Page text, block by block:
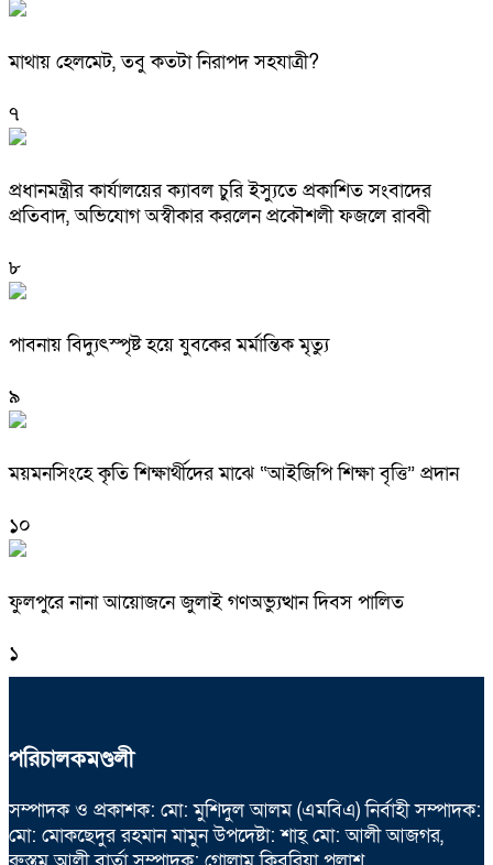
মাথায় হেলমেট, তবু কতটা নিরাপদ সহযাত্রী?
৭
প্রধানমন্ত্রীর কার্যালয়ের ক্যাবল চুরি ইস্যুতে প্রকাশিত সংবাদের
প্রতিবাদ, অভিযোগ অস্বীকার করলেন প্রকৌশলী ফজলে রাব্বী
৮
পাবনায় বিদ্যুৎস্পৃষ্ট হয়ে যুব‌কের মর্মান্তিক মৃত্যু
৯
ময়মনসিংহে কৃতি শিক্ষার্থীদের মাঝে “আইজিপি শিক্ষা বৃত্তি” প্রদান
১০
ফুলপুরে নানা আয়োজনে জুলাই গণঅভ্যুত্থান দিবস পালিত
১
পরিচালকমণ্ডলী
সম্পাদক ও প্রকাশক: মো: মুশিদুল আলম (এমবিএ) নির্বাহী সম্পাদক:
মো: মোকছেদুর রহমান মামুন উপদেষ্টা: শাহ্ মো: আলী আজগর,